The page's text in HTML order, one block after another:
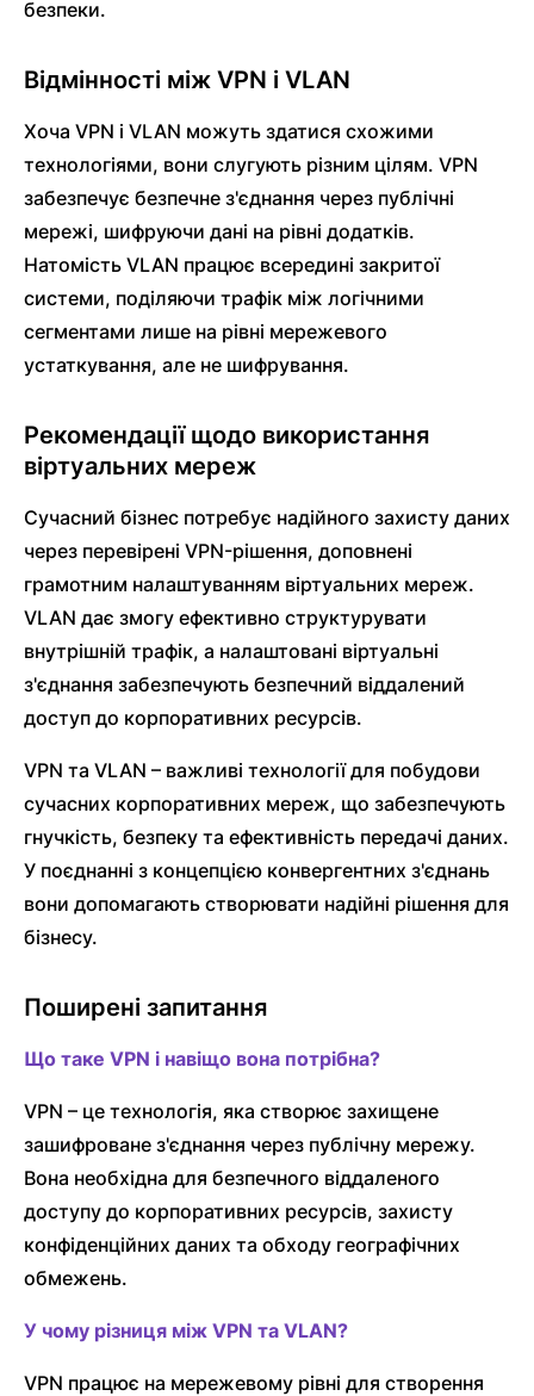
безпеки.
Відмінності між VPN і VLAN
Хоча VPN і VLAN можуть здатися схожими
технологіями, вони слугують різним цілям. VPN
забезпечує безпечне з'єднання через публічні
мережі, шифруючи дані на рівні додатків.
Натомість VLAN працює всередині закритої
системи, поділяючи трафік між логічними
сегментами лише на рівні мережевого
устаткування, але не шифрування.
Рекомендації щодо використання
віртуальних мереж
Сучасний бізнес потребує надійного захисту даних
через перевірені VPN-рішення, доповнені
грамотним налаштуванням віртуальних мереж.
VLAN дає змогу ефективно структурувати
внутрішній трафік, а налаштовані віртуальні
з'єднання забезпечують безпечний віддалений
доступ до корпоративних ресурсів.
VPN та VLAN – важливі технології для побудови
сучасних корпоративних мереж, що забезпечують
гнучкість, безпеку та ефективність передачі даних.
У поєднанні з концепцією конвергентних з'єднань
вони допомагають створювати надійні рішення для
бізнесу.
Поширені запитання
Що таке VPN і навіщо вона потрібна?
VPN – це технологія, яка створює захищене
зашифроване з'єднання через публічну мережу.
Вона необхідна для безпечного віддаленого
доступу до корпоративних ресурсів, захисту
конфіденційних даних та обходу географічних
обмежень.
У чому різниця між VPN та VLAN?
VPN працює на мережевому рівні для створення